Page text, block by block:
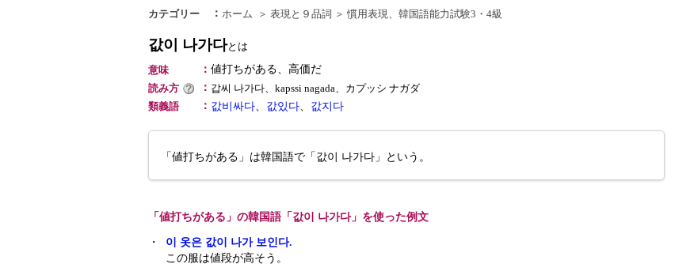
カテゴリー ： ホーム ＞ 表現と９品詞 ＞ 慣用表現、 韓国語能力試験3・4級
값이 나가다とは
意味
： 値打ちがある、高価だ
読み方
： 갑씨 나가다、kapssi nagada、カプッシ ナガダ
類義語
： 값비싸다、 값있다、 값지다
「値打ちがある」は韓国語で「값이 나가다」という。
「値打ちがある」の韓国語「값이 나가다」を使った例文
・
이 옷은 값이 나가 보인다.
この服は値段が高そう。